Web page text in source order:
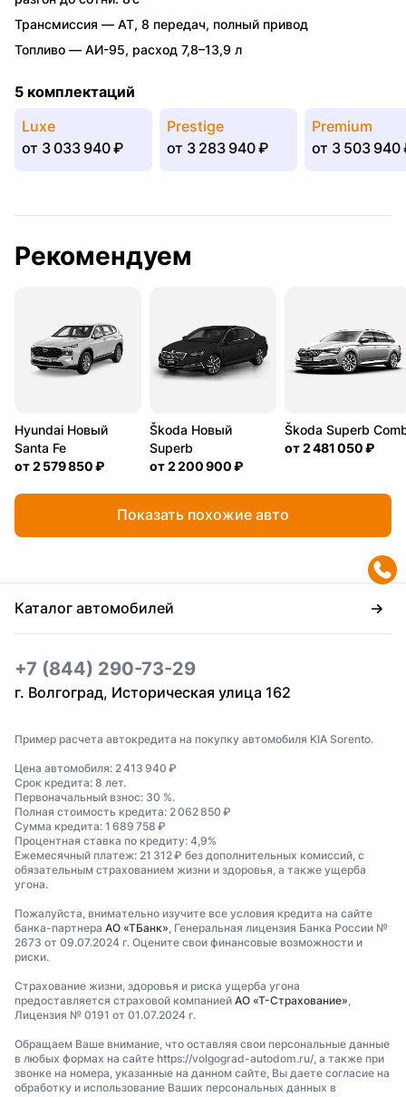
Трансмиссия — AT, 8 передач, полный привод
Топливо — АИ-95, расход 7,8–13,9 л
5 комплектаций
Luxe
от 3 033 940 ₽
Prestige
от 3 283 940 ₽
Premium
от 3 503 940
Рекомендуем
Hyundai Новый
Santa Fe
от2 579 850 ₽
Škoda Новый
Superb
от2 200 900 ₽
Škoda Superb
от2 481 050 ₽
Показать похожие авто
Каталог автомобилей
+7 (844) 290-73-29
г. Волгоград, Историческая улица 162
Пример расчета автокредита на покупку автомобиля KIA Sorento.
Цена автомобиля: 2 413 940 ₽
Срок кредита: 8 лет.
Первоначальный взнос: 30 %.
Полная стоимость кредита: 2 062 850 ₽
Сумма кредита: 1 689 758 ₽
Процентная ставка по кредиту: 4,9%
Ежемесячный платеж: 21 312 ₽ без дополнительных комиссий, с
обязательным страхованием жизни и здоровья, а также ущерба
угона.
Пожалуйста, внимательно изучите все условия кредита на сайте
банка-партнера АО «ТБанк» , Генеральная лицензия Банка России №
2673 от 09.07.2024 г. Оцените свои финансовые возможности и
риски.
Страхование жизни, здоровья и риска ущерба угона
предоставляется страховой компанией АО «Т-Страхование»
Лицензия № 0191 от 01.07.2024 г.
Обращаем Ваше внимание, что оставляя свои персональные данные
в любых формах на сайте https://volgograd-autodom.ru/, а также при
звонке на номера, указанные на данном сайте, Вы даете согласие на
обработку и использование Ваших персональных данных в